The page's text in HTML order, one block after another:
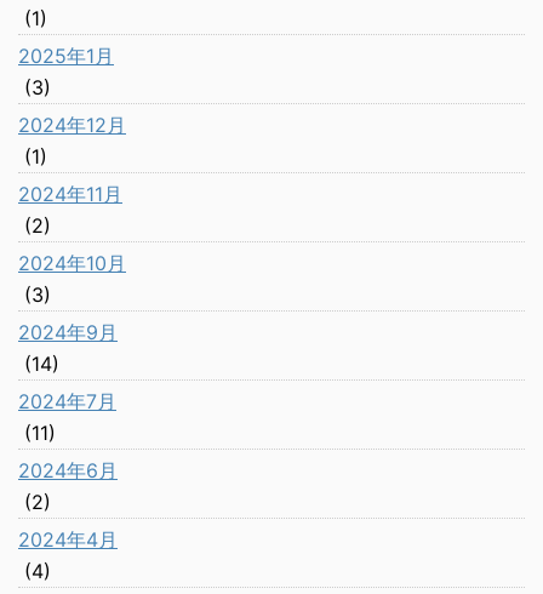
(1)
2025年1月
(3)
2024年12月
(1)
2024年11月
(2)
2024年10月
(3)
2024年9月
(14)
2024年7月
(11)
2024年6月
(2)
2024年4月
(4)